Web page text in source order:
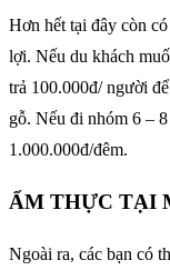
Hơn hết tại đây còn
lợi. Nếu du khách
trả 100.000đ/ người
gỗ. Nếu đi nhóm 6 –
1.000.000đ/đêm.
ẨM THỰC TẠI
Ngoài ra, các bạn có